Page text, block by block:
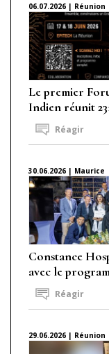
06.07.2026 | Réunion
Le premier
Indien réunit
Réagir
30.06.2026 | Maurice
Constance
avec le
Réagir
29.06.2026 | Réunion